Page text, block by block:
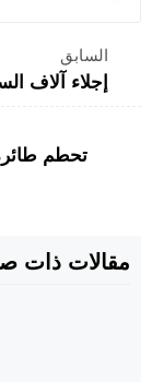
السابق
إجلاء آلاف
مقالات ذات